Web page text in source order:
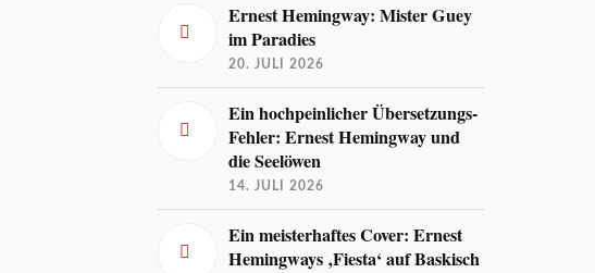
Ernest Hemingway: Mister Guey
im Paradies
20. JULI 2026
Ein hochpeinlicher Übersetzungs-
Fehler: Ernest Hemingway und
die Seelöwen
14. JULI 2026
Ein meisterhaftes Cover: Ernest
Hemingways ‚Fiesta‘ auf Baskisch